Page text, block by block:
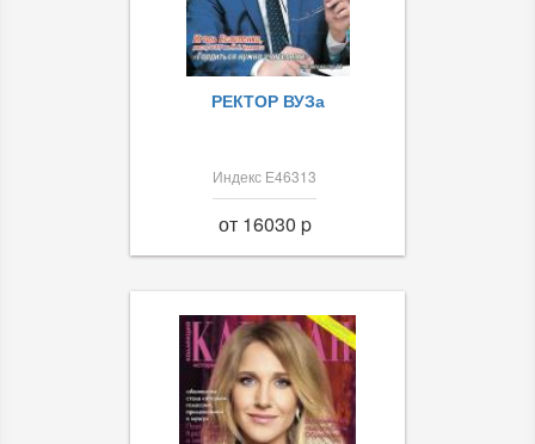
РЕКТОР ВУЗа
Индекс Е46313
от 16030 p